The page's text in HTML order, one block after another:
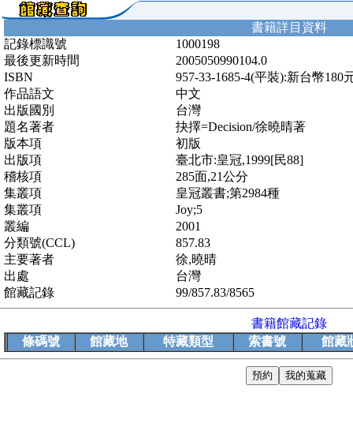
書籍詳目資料
記錄標識號
1000198
最後更新時間
2005050990104.0
ISBN
957-33-1685-4(平裝):新台幣180
作品語文
中文
出版國別
台灣
題名著者
抉擇=Decision/徐曉晴著
版本項
初版
出版項
臺北市:皇冠,1999[民88]
稽核項
285面,21公分
集叢項
皇冠叢書;第2984種
集叢項
Joy;5
叢編
2001
分類號(CCL)
857.83
主要著者
徐,曉晴
出處
台灣
館藏記錄
99/857.83/8565
書籍館藏記錄
條碼號
館藏地 特藏類型 索書號 館藏